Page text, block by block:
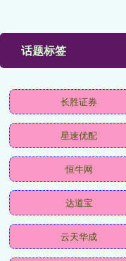
话题标签
长胜证券
星速优配
恒牛网
达道宝
云天华成